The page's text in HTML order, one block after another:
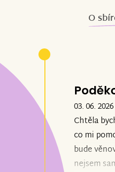
O
03. 06. 2026
Chtěla
co mi
bude
nejsem